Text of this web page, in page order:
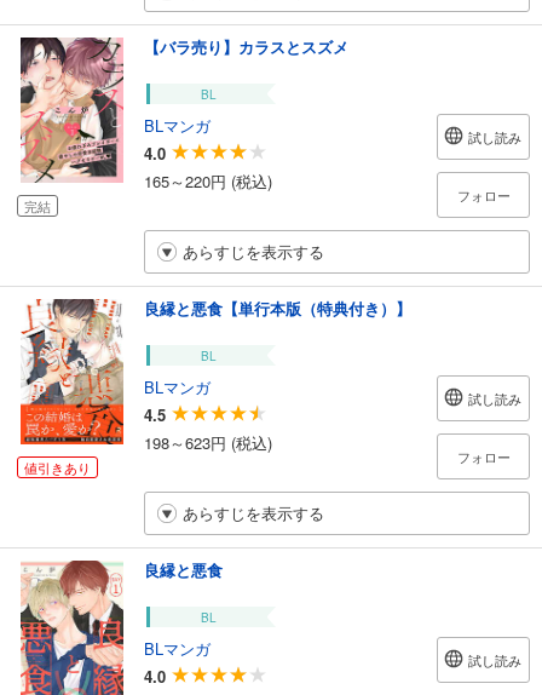
完結
【バラ売り】カラスとスズメ
BL
BLマンガ
4.0
165～220円 (税込)
試し読み
フォロー
あらすじを表示する
値引きあり
良縁と悪食【単行本版（特典付き）】
BL
BLマンガ
4.5
198～623円 (税込)
試し読み
フォロー
あらすじを表示する
良縁と悪食
BL
BLマンガ
4.0
試し読み